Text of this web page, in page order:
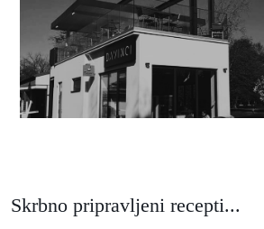
Skrbno pripravljeni recepti...